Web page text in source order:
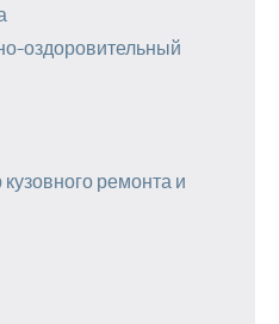
оздоровительный
ремонта и